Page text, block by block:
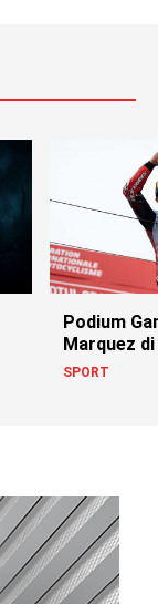
Podium
Marquez
SPORT